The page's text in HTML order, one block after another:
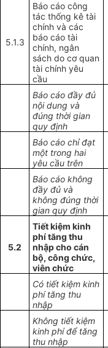
5.1.3
Báo cáo công
tác thống kê tài
chính và các
báo cáo tài
chính, ngân
sách do cơ quan
tài chính yêu
cầu
Báo cáo đầy đủ
nội dung và
đúng thời gian
quy định
Báo cáo chỉ đạt
một trong hai
yêu cầu trên
Báo cáo không
đầy đủ và
không đúng thời
gian quy định
5.2
Tiết kiệm kinh
phí tăng thu
nhập cho cán
bộ, công chức,
viên chức
Có tiết kiệm kinh
phí tăng thu
nhập
Không tiết kiệm
kinh phí để tăng
thu nhập